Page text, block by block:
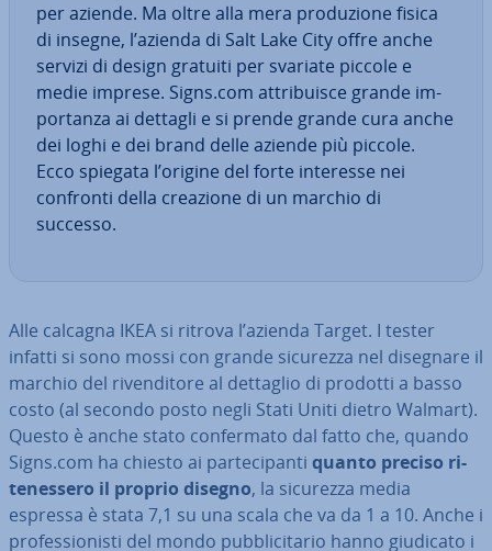
per aziende. Ma oltre alla mera pro­du­zio­ne fisica
di insegne, l’azienda di Salt Lake City offre anche
servizi di design gratuiti per svariate piccole e
medie imprese. Signs.com at­tri­bui­sce grande im­
por­tan­za ai dettagli e si prende grande cura anche
dei loghi e dei brand delle aziende più piccole.
Ecco spiegata l’origine del forte interesse nei
confronti della creazione di un marchio di
successo.
Alle calcagna IKEA si ritrova l’azienda Target. I tester
infatti si sono mossi con grande sicurezza nel disegnare il
marchio del ri­ven­di­to­re al dettaglio di prodotti a basso
costo (al secondo posto negli Stati Uniti dietro Walmart).
Questo è anche stato con­fer­ma­to dal fatto che, quando
Signs.com ha chiesto ai par­te­ci­pan­ti quanto preciso ri­
te­nes­se­ro il proprio disegno, la sicurezza media
espressa è stata 7,1 su una scala che va da 1 a 10. Anche i
pro­fes­sio­ni­sti del mondo pub­bli­ci­ta­rio hanno giudicato i